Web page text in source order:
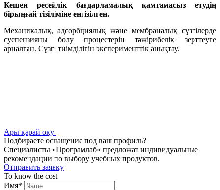
Кешен ресейлік бағдарламалық қамтамасыз етудің
бірыңғай тізіліміне енгізілген.
Механикалық, адсорбциялық және мембраналық сүзгілерде
суспензияны бөлу процестерін тәжірибелік зерттеуге
арналған. Сүзгі тиімділігін эксперименттік анықтау.
Ары қарай оқу
Подбираете оснащение под ваш профиль?
Специалисты «Програмлаб» предложат индивидуальные
рекомендации по выбору учебных продуктов.
Отправить заявку
To know the cost
Имя*